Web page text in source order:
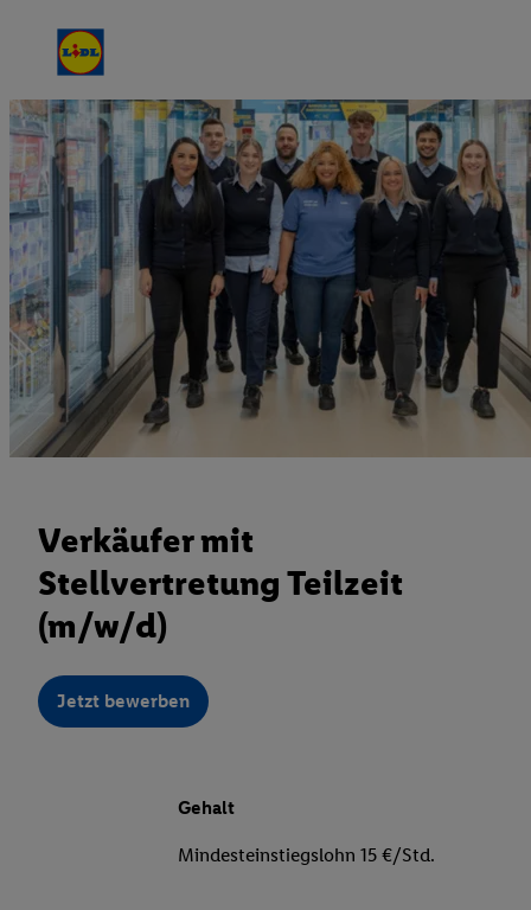
Verkäufer mit
Stellvertretung Teilzeit
(m/w/d)
Jetzt bewerben
Gehalt
Mindesteinstiegslohn 15 €/Std.